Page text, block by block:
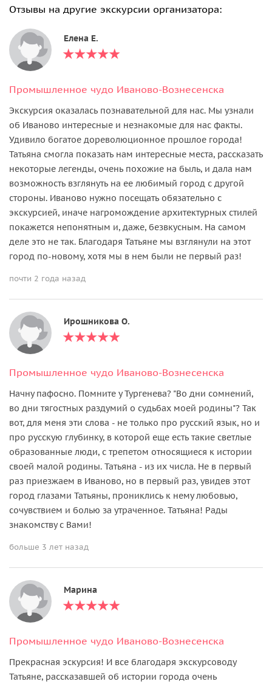
Отзывы на другие экскурсии организатора:
Елена Е.
Промышленное чудо Иваново-Вознесенска
Экскурсия оказалась познавательной для нас. Мы узнали
об Иваново интересные и незнакомые для нас факты.
Удивило богатое дореволюционное прошлое города!
Татьяна смогла показать нам интересные места, рассказать
некоторые легенды, очень похожие на быль, и дала нам
возможность взглянуть на ее любимый город с другой
стороны. Иваново нужно посещать обязательно с
экскурсией, иначе нагромождение архитектурных стилей
покажется непонятным и, даже, безвкусным. На самом
деле это не так. Благодаря Татьяне мы взглянули на этот
город по-новому, хотя мы в нем были не первый раз!
почти 2 года назад
Ирошникова О.
Промышленное чудо Иваново-Вознесенска
Начну пафосно. Помните у Тургенева? "Во дни сомнений,
во дни тягостных раздумий о судьбах моей родины"? Так
вот, для меня эти слова - не только про русский язык, но и
про русскую глубинку, в которой еще есть такие светлые
образованные люди, с трепетом относящиеся к истории
своей малой родины. Татьяна - из их числа. Не в первый
раз приезжаем в Иваново, но в первый раз, увидев этот
город глазами Татьяны, прониклись к нему любовью,
сочувствием и болью за утраченное. Татьяна! Рады
знакомству с Вами!
больше 3 лет назад
Марина
Промышленное чудо Иваново-Вознесенска
Прекрасная эскурсия! И все благодаря экскурсоводу
Татьяне, рассказавшей об истории города очень